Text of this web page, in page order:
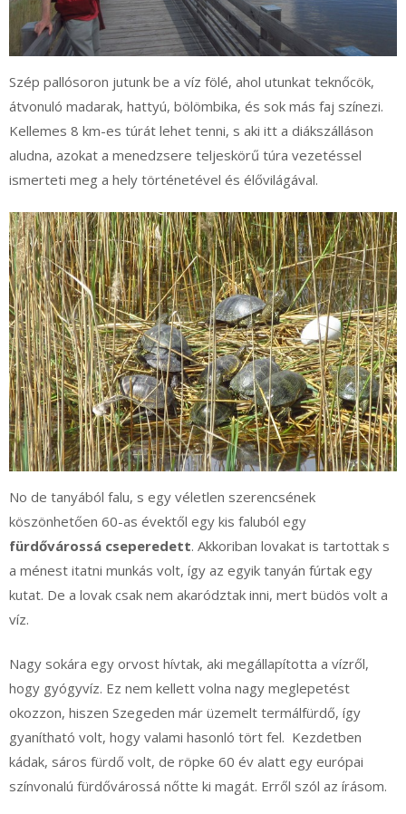
Szép pallósoron jutunk be a víz fölé, ahol utunkat teknőcök,
átvonuló madarak, hattyú, bölömbika, és sok más faj színezi.
Kellemes 8 km-es túrát lehet tenni, s aki itt a diákszálláson
aludna, azokat a menedzsere teljeskörű túra vezetéssel
ismerteti meg a hely történetével és élővilágával.
No de tanyából falu, s egy véletlen szerencsének
köszönhetően 60-as évektől egy kis faluból egy
fürdővárossá cseperedett. Akkoriban lovakat is tartottak s
a ménest itatni munkás volt, így az egyik tanyán fúrtak egy
kutat. De a lovak csak nem akarództak inni, mert büdös volt a
víz.
Nagy sokára egy orvost hívtak, aki megállapította a vízről,
hogy gyógyvíz. Ez nem kellett volna nagy meglepetést
okozzon, hiszen Szegeden már üzemelt termálfürdő, így
gyanítható volt, hogy valami hasonló tört fel. Kezdetben
kádak, sáros fürdő volt, de röpke 60 év alatt egy európai
színvonalú fürdővárossá nőtte ki magát. Erről szól az írásom.